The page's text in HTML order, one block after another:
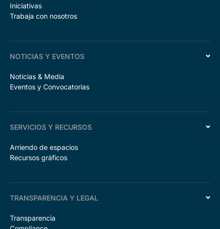
Iniciativas
Trabaja con nosotros
NOTICIAS Y EVENTOS
Noticias & Media
Eventos y Convocatorias
SERVICIOS Y RECURSOS
Arriendo de espacios
Recursos gráficos
TRANSPARENCIA Y LEGAL
Transparencia